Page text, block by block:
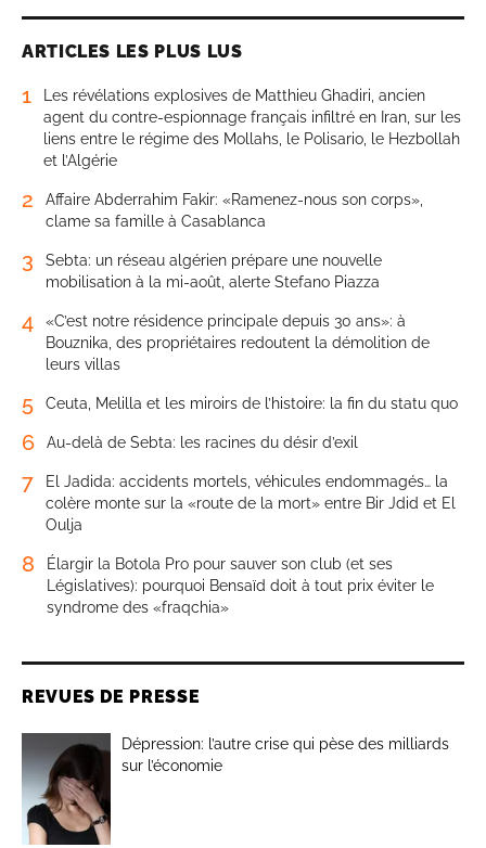
ARTICLES LES PLUS LUS
1
Les révélations explosives de Matthieu Ghadiri, ancien
agent du contre-espionnage français infiltré en Iran, sur les
liens entre le régime des Mollahs, le Polisario, le Hezbollah
et l’Algérie
2
Affaire Abderrahim Fakir: «Ramenez-nous son corps»,
clame sa famille à Casablanca
3
Sebta: un réseau algérien prépare une nouvelle
mobilisation à la mi-août, alerte Stefano Piazza
4
«C’est notre résidence principale depuis 30 ans»: à
Bouznika, des propriétaires redoutent la démolition de
leurs villas
5 Ceuta, Melilla et les miroirs de l’histoire: la fin du statu quo
6 Au-delà de Sebta: les racines du désir d’exil
7
El Jadida: accidents mortels, véhicules endommagés… la
colère monte sur la «route de la mort» entre Bir Jdid et El
Oulja
8
Élargir la Botola Pro pour sauver son club (et ses
Législatives): pourquoi Bensaïd doit à tout prix éviter le
syndrome des «fraqchia»
REVUES DE PRESSE
Dépression: l’autre crise qui pèse des milliards
sur l’économie